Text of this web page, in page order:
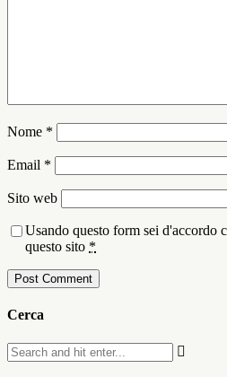
Nome *
Email *
Sito web
Usando questo form sei d'accordo
questo sito *
Cerca